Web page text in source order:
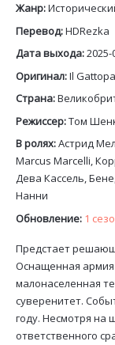
Жанр:
Перевод:HDRezka
Дата выхода:2025-
Оригинал:Il
Страна:
Режиссер:Том
В ролях:Астрид
Marcus Marcelli,
Дева Кассель,
Нанни
Обновление: 1
Предстает
Оснащенная армия
малонаселенная
суверенитет.
году. Несмотря на
ответственного